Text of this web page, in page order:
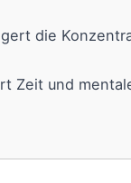
die
Zeit und